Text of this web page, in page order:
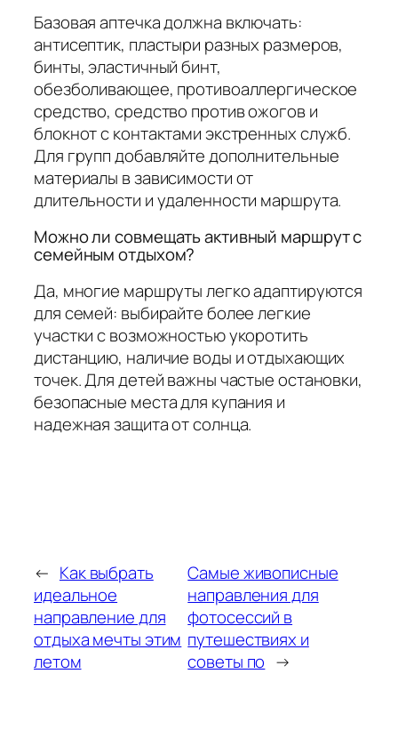
Базовая аптечка должна включать:
антисептик, пластыри разных размеров,
бинты, эластичный бинт,
обезболивающее, противоаллергическое
средство, средство против ожогов и
блокнот с контактами экстренных служб.
Для групп добавляйте дополнительные
материалы в зависимости от
длительности и удаленности маршрута.
Можно ли совмещать активный маршрут с
семейным отдыхом?
Да, многие маршруты легко адаптируются
для семей: выбирайте более легкие
участки с возможностью укоротить
дистанцию, наличие воды и отдыхающих
точек. Для детей важны частые остановки,
безопасные места для купания и
надежная защита от солнца.
← Как выбрать
идеальное
направление для
отдыха мечты этим
летом
Самые живописные
направления для
фотосессий в
путешествиях и
советы по →